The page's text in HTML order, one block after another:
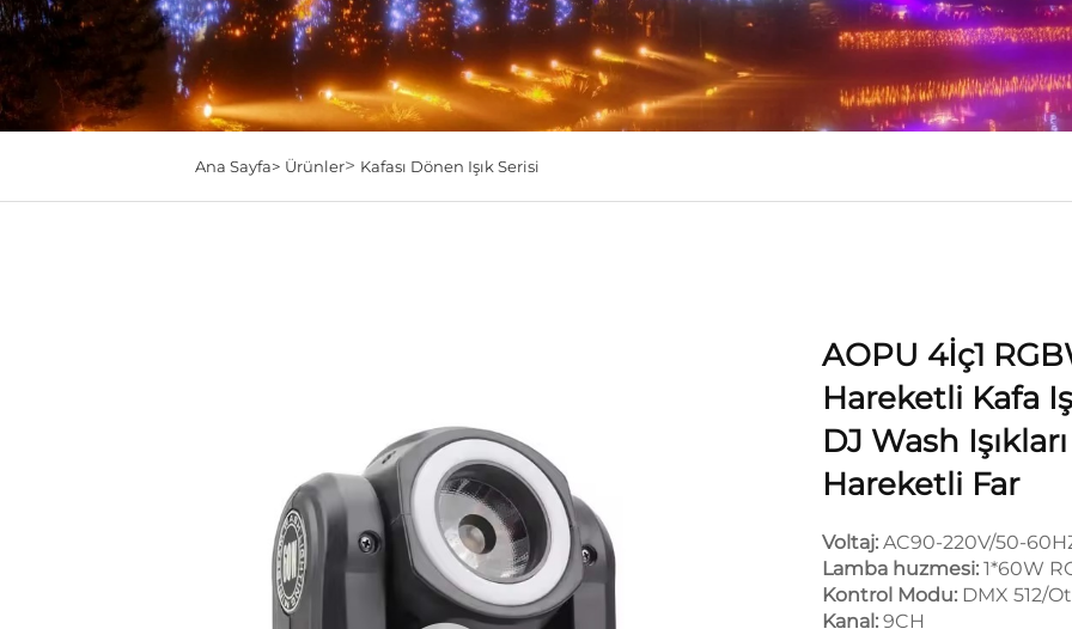
Ana Sayfa> Ürünler> Kafası Dönen Işık Serisi
AOPU 4İç1
Hareketli Kafa
DJ Wash
Hareketli Far
Voltaj: AC90-220V/50-
Lamba huzmesi: 1*60W
Kontrol Modu: DMX 512/
Kanal: 9CH